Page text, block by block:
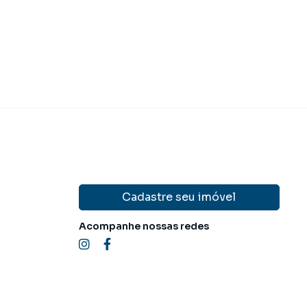
Cadastre seu imóvel
Acompanhe nossas redes